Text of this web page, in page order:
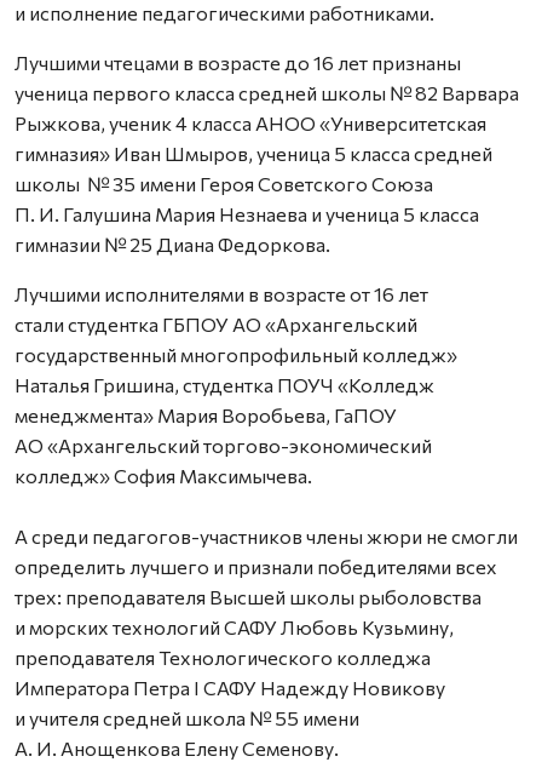
и исполнение педагогическими работниками.
Лучшими чтецами в возрасте до 16 лет признаны
ученица первого класса средней школы № 82 Варвара
Рыжкова, ученик 4 класса АНОО «Университетская
гимназия» Иван Шмыров, ученица 5 класса средней
школы № 35 имени Героя Советского Союза
П. И. Галушина Мария Незнаева и ученица 5 класса
гимназии № 25 Диана Федоркова.
Лучшими исполнителями в возрасте от 16 лет
стали студентка ГБПОУ АО «Архангельский
государственный многопрофильный колледж»
Наталья Гришина, студентка ПОУЧ «Колледж
менеджмента» Мария Воробьева, ГаПОУ
АО «Архангельский торгово-экономический
колледж» София Максимычева.
А среди педагогов-участников члены жюри не смогли
определить лучшего и признали победителями всех
трех: преподавателя Высшей школы рыболовства
и морских технологий САФУ Любовь Кузьмину,
преподавателя Технологического колледжа
Императора Петра I САФУ Надежду Новикову
и учителя средней школа № 55 имени
А. И. Анощенкова Елену Семенову.